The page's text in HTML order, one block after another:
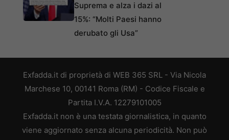
Suprema e alza i dazi al
15%: “Molti Paesi hanno
derubato gli Usa”
Exfadda.it di proprietà di WEB 365 SRL - Via Nicola
Marchese 10, 00141 Roma (RM) - Codice Fiscale e
Partita I.V.A. 12279101005
Exfadda.it non è una testata giornalistica, in quanto
viene aggiornato senza alcuna periodicità. Non può